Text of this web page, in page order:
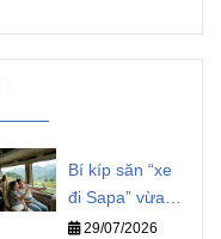
Bí kíp săn “xe
đi Sapa” vừa
rẻ vừa êm
29/07/2026